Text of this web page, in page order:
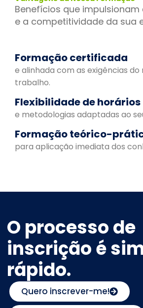
Benefícios que
e a competitividade da sua
Formação certificada
e alinhada com as exigências
trabalho.
Flexibilidade de horários
e metodologias adaptadas ao
Formação teórico-
para aplicação imediata dos
O processo de
inscrição é
rápido.
Quero inscrever-me!